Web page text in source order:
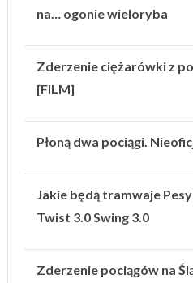
na… ogonie wieloryba
Zderzenie ciężarówki z
[FILM]
Płoną dwa pociągi.
Jakie będą tramwaje
Twist 3.0 Swing 3.0
Zderzenie pociągów na